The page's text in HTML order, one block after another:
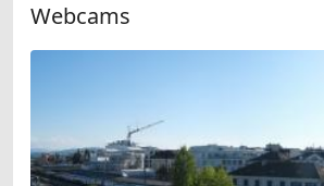
Webcams